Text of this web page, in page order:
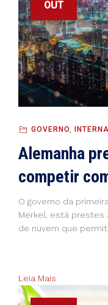
OUT
GOVERNO,
Alemanha
competir
O governo da
Merkel, está prestes
de nuvem que permit...
Leia Mais